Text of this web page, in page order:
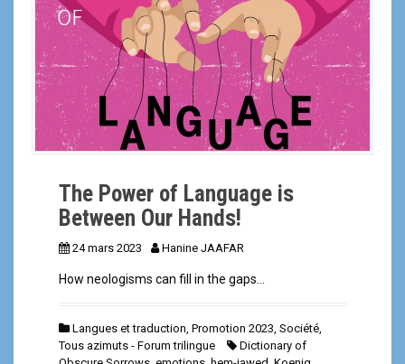
The Power of Language is
Between Our Hands!
24 mars 2023 Hanine JAAFAR
How neologisms can fill in the gaps…
Langues et traduction Promotion 2023 Société
Tous azimuts - Forum trilingue
Dictionary of